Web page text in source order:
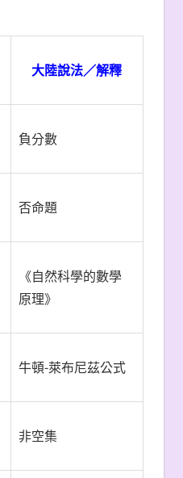
大陸說法／解釋
負分數
否命題
《自然科學的數學
原理》
牛頓-萊布尼茲公式
非空集